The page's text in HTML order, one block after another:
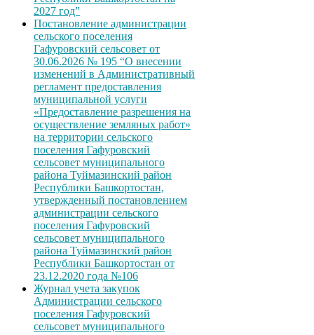
2027 год”
Постановление администрации
сельского поселения
Гафуровский сельсовет от
30.06.2026 № 195 “О внесении
изменений в Административный
регламент предоставления
муниципальной услуги
«Предоставление разрешения на
осуществление земляных работ»
на территории сельского
поселения Гафуровский
сельсовет муниципального
района Туймазинский район
Республики Башкортостан,
утвержденный постановлением
администрации сельского
поселения Гафуровский
сельсовет муниципального
района Туймазинский район
Республики Башкортостан от
23.12.2020 года №106
Журнал учета закупок
Администрации сельского
поселения Гафуровский
сельсовет муниципального